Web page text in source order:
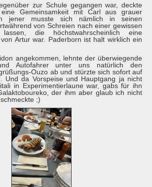
zur Schule gegangen war, deckte
Gemeinsamkeit mit Carl aus grauer
jener musste sich nämlich in seinen
von Schreien nach einer gewissen
die höchstwahrscheinlich eine
Artur war. Paderborn ist halt wirklich ein
angekommen, lehnte der überwiegende
Autofahrer unter uns natürlich den
Ouzo ab und stürzte sich sofort auf
Und da Vorspeise und Hauptgang ja nicht
in Experimentierlaune war, gabs für ihn
der ihm aber glaub ich nicht
;)